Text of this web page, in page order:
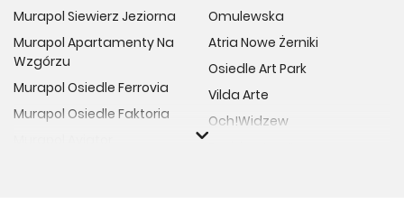
Murapol Siewierz Jeziorna
Murapol Apartamenty Na
Wzgórzu
Murapol Osiedle Ferrovia
Murapol Osiedle Faktoria
Omulewska
Atria Nowe Żerniki
Osiedle Art Park
Vilda Arte
Och!Widzew